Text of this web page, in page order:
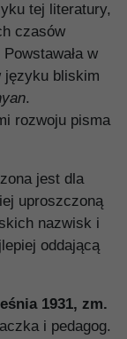
tej literatury,
czasów
w
języku bliskim
.
rozwoju pisma
jest dla
uproszczoną
nazwisk i
oddającą
1931, zm.
i pedagog.